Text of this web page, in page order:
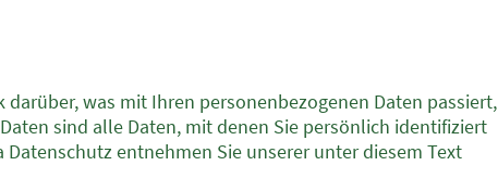
was mit Ihren personenbezogenen Daten passiert,
sind alle Daten, mit denen Sie persönlich identifiziert
entnehmen Sie unserer unter diesem Text